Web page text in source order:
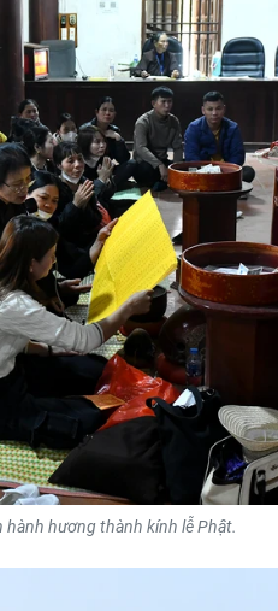
hành hương thành kính lễ Phật.